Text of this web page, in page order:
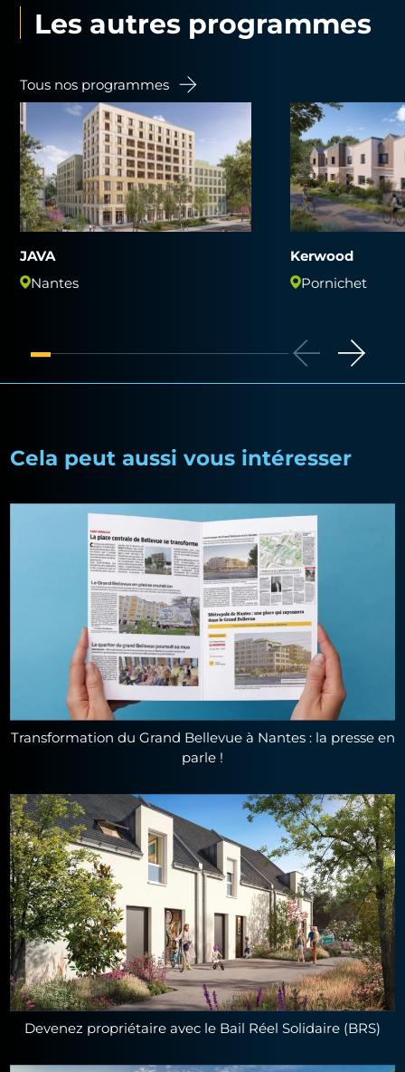
Les autres programmes
Tous nos programmes
JAVA
Nantes
Kerwood
Pornichet
Cela peut aussi vous intéresser
Transformation du Grand Bellevue à Nantes : la presse en
parle !
Devenez propriétaire avec le Bail Réel Solidaire (BRS)